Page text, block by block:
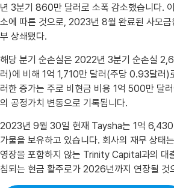
년 3분기 860만 달러로 소폭 감소했습니다.
소에 따른 것으로, 2023년 8월 완료된 사모금
부 상쇄됐다.
해당 분기 순손실은 2022년 3분기 순손실
러)에 비해 1억 1,710만 달러(주당 0.93달러)
러한 증가는 주로 비현금 비용 1억 500만 달
의 공정가치 변동으로 기록됩니다.
2023년 9월 30일 현재 Taysha는 1억 6,430
가물을 보유하고 있습니다. 회사의 재무 상태
영장을 포함하지 않는 Trinity Capital과의 대
침되는 현금 활주로가 2026년까지 연장될 것